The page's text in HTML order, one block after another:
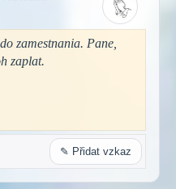
zamestnania. Pane,
zaplat.
✎ Přidat vzkaz